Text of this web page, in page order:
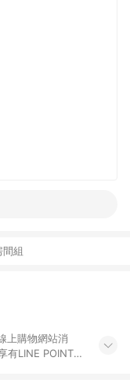
間組
上購物網站消
有LINE POINTS